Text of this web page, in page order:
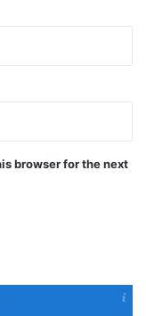
browser for the next